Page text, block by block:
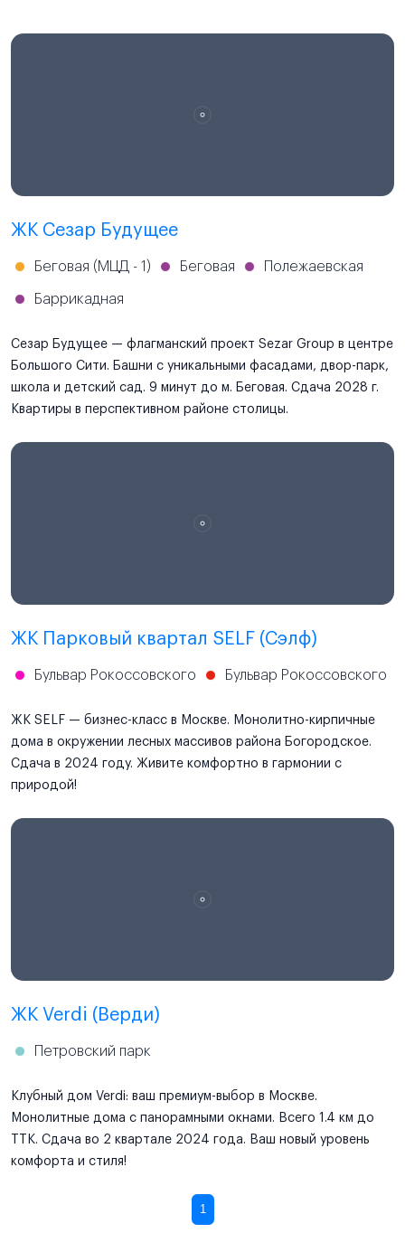
ЖК Сезар Будущее
Беговая (МЦД - 1) Беговая Полежаевская
Баррикадная
Сезар Будущее — флагманский проект Sezar Group в центре
Большого Сити. Башни с уникальными фасадами, двор-парк,
школа и детский сад. 9 минут до м. Беговая. Сдача 2028 г.
Квартиры в перспективном районе столицы.
ЖК Парковый квартал SELF (Сэлф)
Бульвар Рокоссовского Бульвар Рокоссовского
ЖК SELF — бизнес-класс в Москве. Монолитно-кирпичные
дома в окружении лесных массивов района Богородское.
Сдача в 2024 году. Живите комфортно в гармонии с
природой!
ЖК Verdi (Верди)
Петровский парк
Клубный дом Verdi: ваш премиум-выбор в Москве.
Монолитные дома с панорамными окнами. Всего 1.4 км до
ТТК. Сдача во 2 квартале 2024 года. Ваш новый уровень
комфорта и стиля!
1